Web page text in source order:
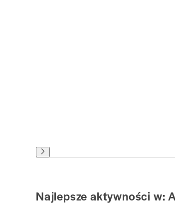
Najlepsze aktywności w: